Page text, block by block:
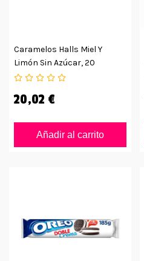
Caramelos Halls Miel Y
Limón Sin Azúcar, 20
Unidades
20,02 €
Añadir al carrito